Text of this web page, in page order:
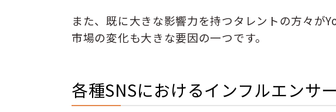
また、既に大きな影響力を持つタレントの方々が
市場の変化も大きな要因の一つです。
各種SNSにおけるインフルエンサ